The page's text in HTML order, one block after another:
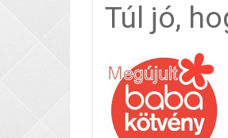
Túl jó,